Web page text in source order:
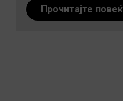
Прочитајте